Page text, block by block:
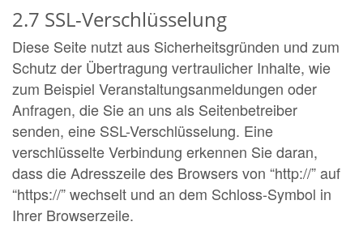
2.7 SSL-Verschlüsselung
Diese Seite nutzt aus Sicherheitsgründen und zum
Schutz der Übertragung vertraulicher Inhalte, wie
zum Beispiel Veranstaltungsanmeldungen oder
Anfragen, die Sie an uns als Seitenbetreiber
senden, eine SSL-Verschlüsselung. Eine
verschlüsselte Verbindung erkennen Sie daran,
dass die Adresszeile des Browsers von “http://” auf
“https://” wechselt und an dem Schloss-Symbol in
Ihrer Browserzeile.